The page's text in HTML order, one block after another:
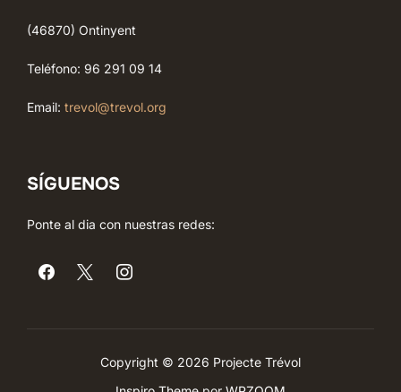
(46870) Ontinyent
Teléfono: 96 291 09 14
Email: trevol@trevol.org
SÍGUENOS
Ponte al dia con nuestras redes:
Copyright © 2026 Projecte Trévol